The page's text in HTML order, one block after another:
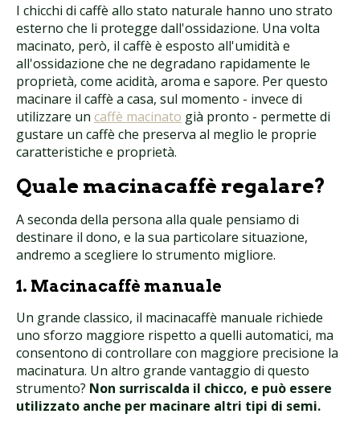
I chicchi di caffè allo stato naturale hanno uno strato
esterno che li protegge dall'ossidazione. Una volta
macinato, però, il caffè è esposto all'umidità e
all'ossidazione che ne degradano rapidamente le
proprietà, come acidità, aroma e sapore. Per questo
macinare il caffè a casa, sul momento - invece di
utilizzare un caffè macinato già pronto - permette di
gustare un caffè che preserva al meglio le proprie
caratteristiche e proprietà.
Quale macinacaffè regalare?
A seconda della persona alla quale pensiamo di
destinare il dono, e la sua particolare situazione,
andremo a scegliere lo strumento migliore.
1. Macinacaffè manuale
Un grande classico, il macinacaffè manuale richiede
uno sforzo maggiore rispetto a quelli automatici, ma
consentono di controllare con maggiore precisione la
macinatura. Un altro grande vantaggio di questo
strumento? Non surriscalda il chicco, e può essere
utilizzato anche per macinare altri tipi di semi.